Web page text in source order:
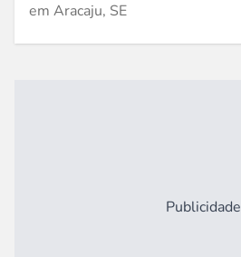
em Aracaju, SE
Publicidade